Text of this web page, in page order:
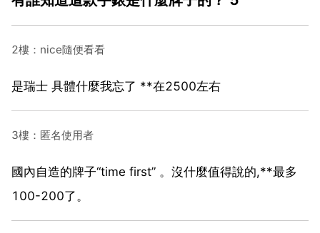
2樓：nice隨便看看
是瑞士 具體什麼我忘了 **在2500左右
3樓：匿名使用者
國內自造的牌子“time first” 。沒什麼值得說的,**最多
100-200了。